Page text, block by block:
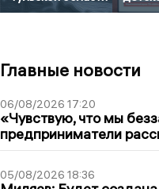
Главные новости
06/08/2026 17:20
«Чувствую, что мы
предприниматели
05/08/2026 18:36